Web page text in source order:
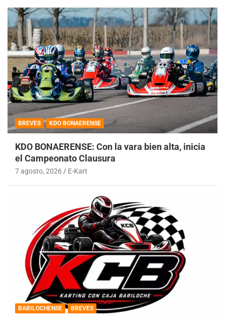
BREVES KDO BONAERENSE
KDO BONAERENSE: Con la vara bien alta, inicia
el Campeonato Clausura
7 agosto, 2026 E-Kart
BARILOCHENSE BREVES